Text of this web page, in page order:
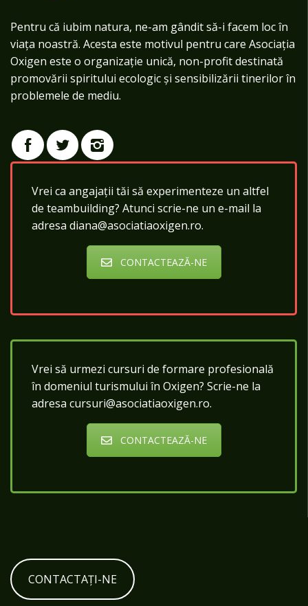
Pentru că iubim natura, ne-am gândit să-i facem loc în
viața noastră. Acesta este motivul pentru care Asociația
Oxigen este o organizație unică, non-profit destinată
promovării spiritului ecologic și sensibilizării tinerilor în
problemele de mediu.
Vrei ca angajații tăi să experimenteze un altfel
de teambuilding? Atunci scrie-ne un e-mail la
adresa diana@asociatiaoxigen.ro.
CONTACTEAZĂ-NE
Vrei să urmezi cursuri de formare profesională
în domeniul turismului în Oxigen? Scrie-ne la
adresa cursuri@asociatiaoxigen.ro.
CONTACTEAZĂ-NE
CONTACTAȚI-NE